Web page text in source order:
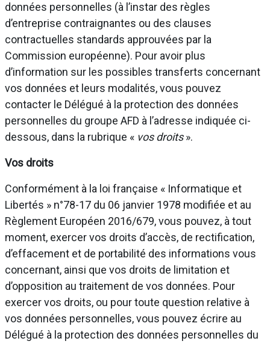
données personnelles (à l’instar des règles
d’entreprise contraignantes ou des clauses
contractuelles standards approuvées par la
Commission européenne). Pour avoir plus
d’information sur les possibles transferts concernant
vos données et leurs modalités, vous pouvez
contacter le Délégué à la protection des données
personnelles du groupe AFD à l’adresse indiquée ci-
dessous, dans la rubrique « vos droits».
Vos droits
Conformément à la loi française « Informatique et
Libertés » n°78-17 du 06 janvier 1978 modifiée et au
Règlement Européen 2016/679, vous pouvez, à tout
moment, exercer vos droits d’accès, de rectification,
d’effacement et de portabilité des informations vous
concernant, ainsi que vos droits de limitation et
d’opposition au traitement de vos données. Pour
exercer vos droits, ou pour toute question relative à
vos données personnelles, vous pouvez écrire au
Délégué à la protection des données personnelles du